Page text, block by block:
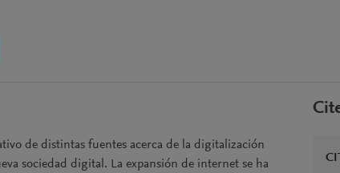
de distintas fuentes acerca de la digitalización
sociedad digital. La expansión de internet se ha